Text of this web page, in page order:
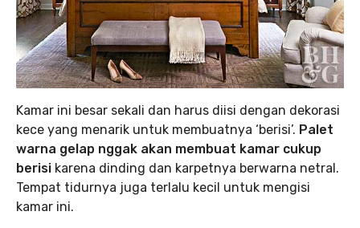
Kamar ini besar sekali dan harus diisi dengan dekorasi
kece yang menarik untuk membuatnya ‘berisi’. Palet
warna gelap nggak akan membuat kamar cukup
berisi karena dinding dan karpetnya berwarna netral.
Tempat tidurnya juga terlalu kecil untuk mengisi
kamar ini.